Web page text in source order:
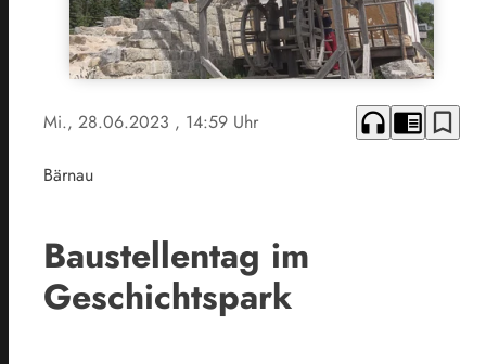
Mi., 28.06.2023 , 14:59 Uhr headphones chrome_reader_mode bookmark_border
Bärnau
Baustellentag im
Geschichtspark